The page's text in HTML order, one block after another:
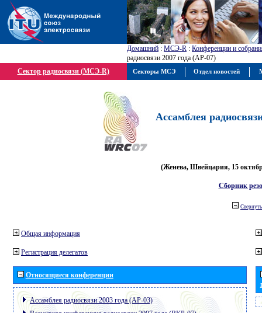
Домашний : МСЭ-R : Конференции и
радиосвязи 2007 года (АР-07)
Сектор радиосвязи (МСЭ-R)
Ассамблея
(Женева, Швейцария, 15
Сборник
Свернуть
Общая информация
Регистрация делегатов
Относящиеся конференции
Ассамблея радиосвязи 2003 года (АР-03)
Секторы МСЭ Отдел новостей